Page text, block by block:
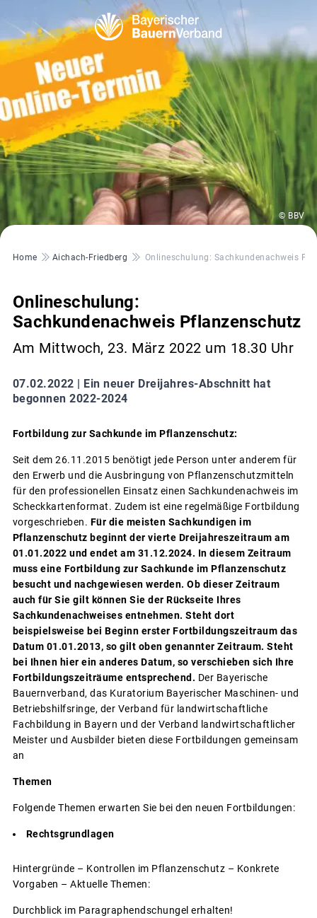
© BBV
Pfadnavigation
Home Aichach-Friedberg Onlineschulung: Sachkundenachweis
Onlineschulung:
Sachkundenachweis Pflanzenschutz
Am Mittwoch, 23. März 2022 um 18.30 Uhr
07.02.2022 | Ein neuer Dreijahres-Abschnitt hat
begonnen 2022-2024
Fortbildung zur Sachkunde im Pflanzenschutz:
Seit dem 26.11.2015 benötigt jede Person unter anderem für
den Erwerb und die Ausbringung von Pflanzenschutzmitteln
für den professionellen Einsatz einen Sachkundenachweis im
Scheckkartenformat. Zudem ist eine regelmäßige Fortbildung
vorgeschrieben. Für die meisten Sachkundigen im
Pflanzenschutz beginnt der vierte Dreijahreszeitraum am
01.01.2022 und endet am 31.12.2024. In diesem Zeitraum
muss eine Fortbildung zur Sachkunde im Pflanzenschutz
besucht und nachgewiesen werden. Ob dieser Zeitraum
auch für Sie gilt können Sie der Rückseite Ihres
Sachkundenachweises entnehmen. Steht dort
beispielsweise bei Beginn erster Fortbildungszeitraum das
Datum 01.01.2013, so gilt oben genannter Zeitraum. Steht
bei Ihnen hier ein anderes Datum, so verschieben sich Ihre
Fortbildungszeiträume entsprechend. Der Bayerische
Bauernverband, das Kuratorium Bayerischer Maschinen- und
Betriebshilfsringe, der Verband für landwirtschaftliche
Fachbildung in Bayern und der Verband landwirtschaftlicher
Meister und Ausbilder bieten diese Fortbildungen gemeinsam
an
Themen
Folgende Themen erwarten Sie bei den neuen Fortbildungen:
Rechtsgrundlagen
Hintergründe – Kontrollen im Pflanzenschutz – Konkrete
Vorgaben – Aktuelle Themen:
Durchblick im Paragraphendschungel erhalten!